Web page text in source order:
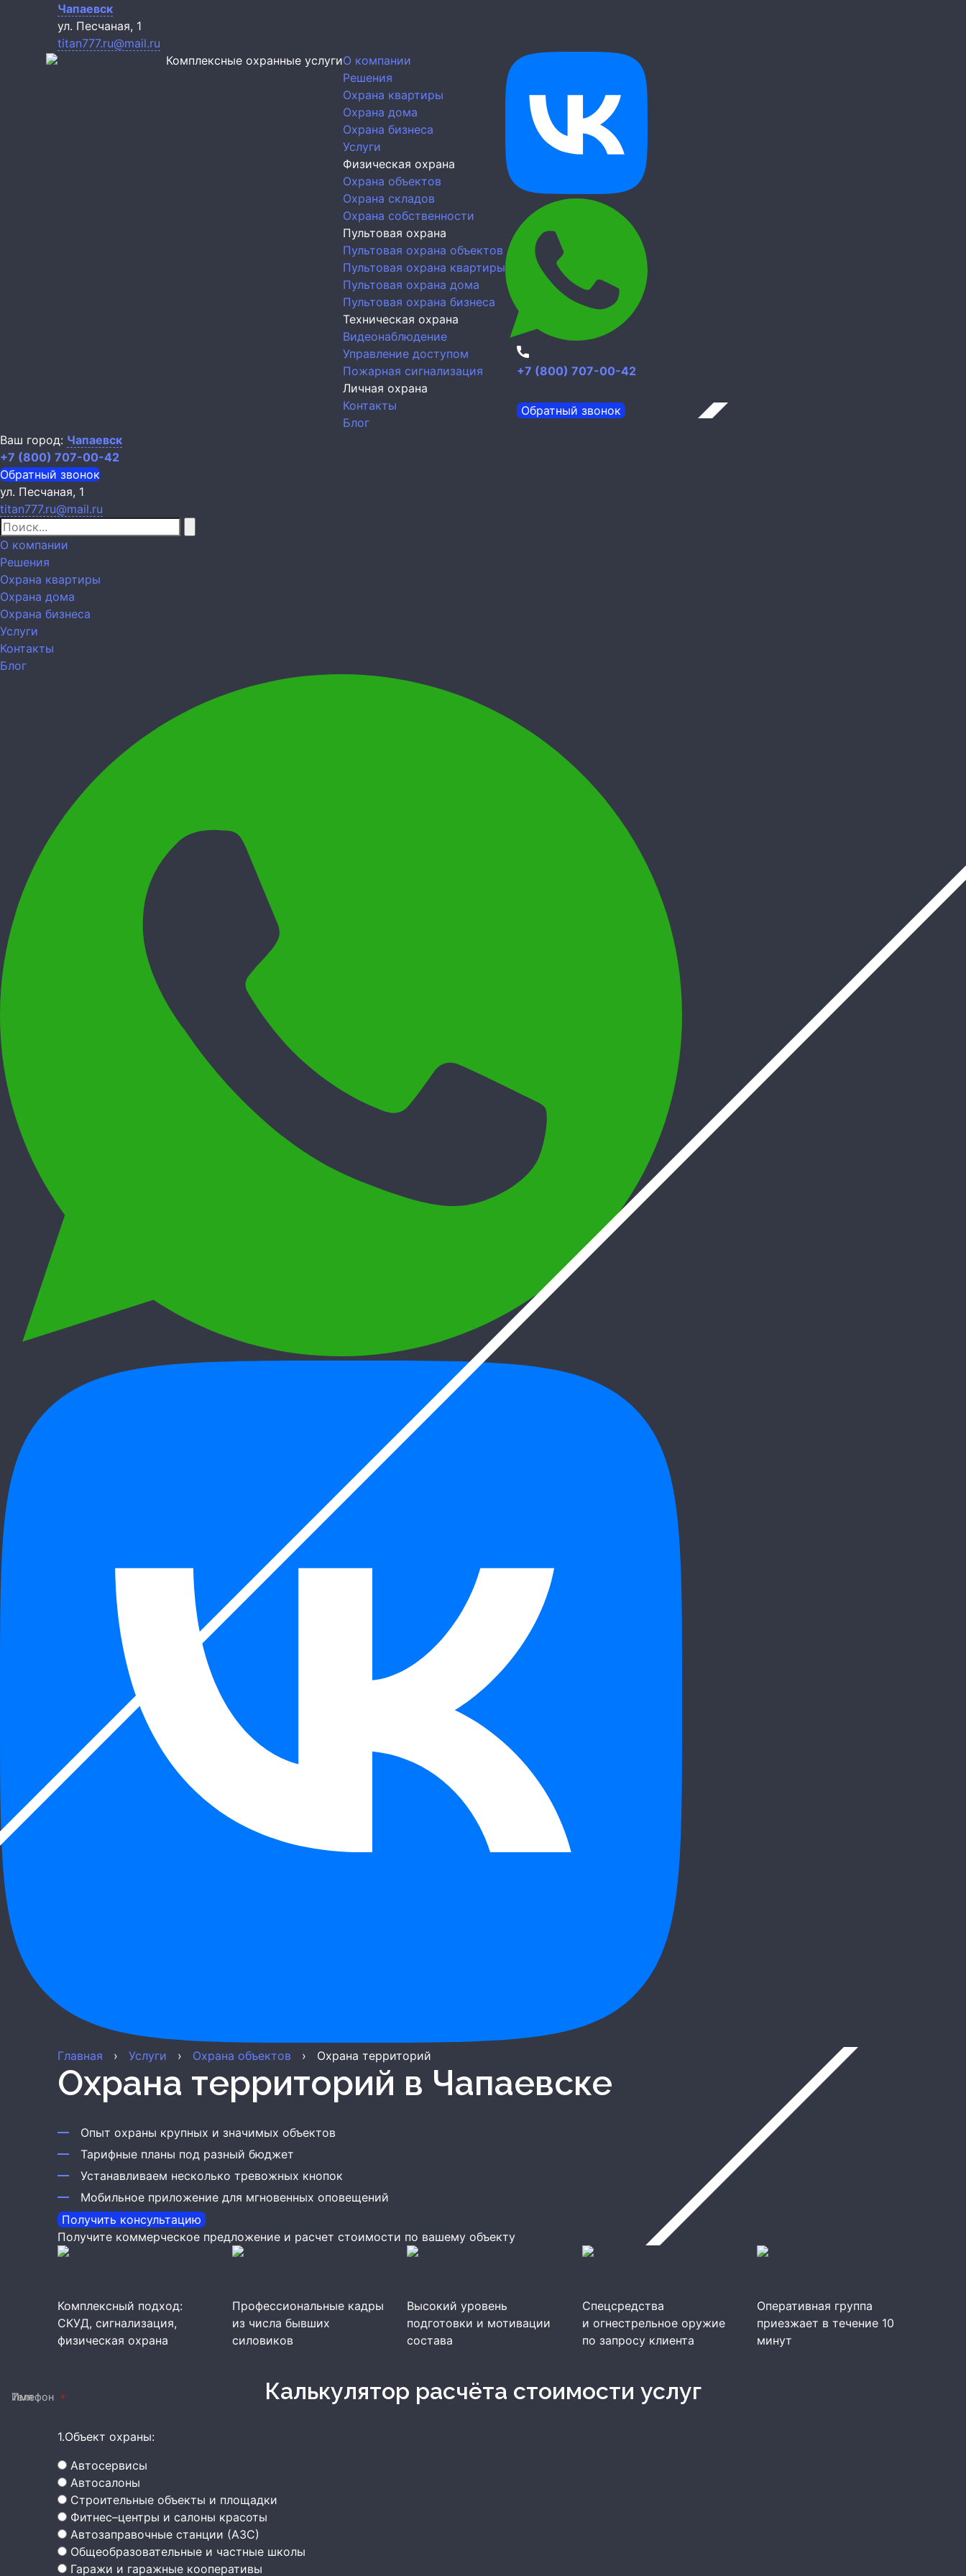
Чапаевск
ул. Песчаная, 1
titan777.ru@mail.ru
Комплексные охранные услугиО компании
Решения
Охрана квартиры
Охрана дома
Охрана бизнеса
Услуги
Физическая охрана
Охрана объектов
Охрана складов
Охрана собственности
Пультовая охрана
Пультовая охрана объектов
Пультовая охрана квартиры
Пультовая охрана дома
Пультовая охрана бизнеса
Техническая охрана
Видеонаблюдение
Управление доступом
Пожарная сигнализация
Личная охрана
Контакты
Блог
+7 (800) 707-00-42
Обратный звонок
Ваш город: Чапаевск
+7 (800) 707-00-42
Обратный звонок
ул. Песчаная, 1
titan777.ru@mail.ru
О компании
Решения
Охрана квартиры
Охрана дома
Охрана бизнеса
Услуги
Контакты
Блог
Главная › Услуги › Охрана объектов › Охрана территорий
Охрана территорий в Чапаевске
Опыт охраны крупных и значимых объектов
Тарифные планы под разный бюджет
Устанавливаем несколько тревожных кнопок
Мобильное приложение для мгновенных оповещений
Получить консультацию
Получите коммерческое предложение и расчет стоимости по вашему объекту
Комплексный подход:
СКУД, сигнализация,
физическая охрана
Профессиональные кадры
из числа бывших
силовиков
Высокий уровень
подготовки и мотивации
состава
Спецсредства
и огнестрельное оружие
по запросу клиента
Оперативная группа
приезжает в течение 10
минут
Калькулятор расчёта стоимости услуг
1.Объект охраны:
Автосервисы
Автосалоны
Строительные объекты и площадки
Фитнес–центры и салоны красоты
Автозаправочные станции (АЗС)
Общеобразовательные и частные школы
Гаражи и гаражные кооперативы
Имя
Телефон